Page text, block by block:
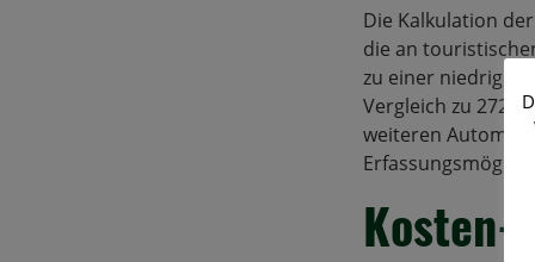
Die Kalkulation
die an
zu einer niedrigen
Vergleich zu
weiteren
Kosten-